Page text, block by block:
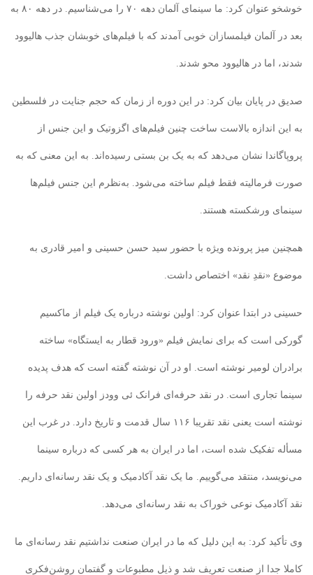
خوشخو عنوان کرد: ما سینمای آلمان دهه ۷۰ را می‌شناسیم. در دهه ۸۰ به
بعد در آلمان فیلمسازان خوبی آمدند که با فیلم‌های خوبشان جذب هالیوود
شدند، اما در هالیوود محو شدند.
صدیق در پایان بیان کرد: در این دوره از زمان که حجم جنایت در فلسطین
به این اندازه بالاست ساخت چنین فیلم‌های اگزوتیک و این جنس از
پروپاگاندا نشان می‌دهد که به یک بن بستی رسیده‌اند. به این معنی که به
صورت فرمالیته فقط فیلم ساخته می‌شود. به‌نظرم این‌ جنس فیلم‌ها
سینمای ورشکسته هستند.
همچنین میز پرونده ویژه با حضور سید حسن حسینی و امیر قادری به
موضوع «نقدِ نقد» اختصاص داشت.
حسینی در ابتدا عنوان کرد: اولین نوشته درباره یک فیلم از ماکسیم
گورکی است که برای نمایش فیلم «ورود قطار به ایستگاه» ساخته
برادران لومیر نوشته است. او در آن نوشته گفته است که هدف پدیده
سینما تجاری است. در نقد حرفه‌ای فرانک ئی وودز اولین نقد حرفه را
نوشته است یعنی نقد تقریبا ۱۱۶ سال قدمت و تاریخ دارد. در غرب این
مسأله تفکیک شده است، اما در ایران به هر کسی که درباره سینما
می‌نویسد، منتقد می‌گوییم. ما یک نقد آکادمیک و یک نقد رسانه‌ای داریم.
نقد آکادمیک نوعی خوراک به نقد رسانه‌ای می‌دهد.
وی تأکید کرد: به این دلیل که ما در ایران صنعت نداشتیم نقد رسانه‌ای ما
کاملا جدا از صنعت تعریف شد و ذیل مطبوعات و گفتمان روشن‌فکری